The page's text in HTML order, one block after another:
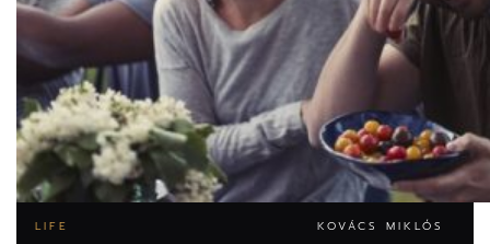
LIFE KOVÁCS MIKLÓS